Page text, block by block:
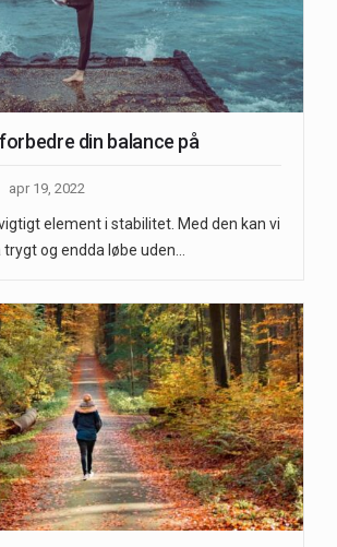
din balance på
apr 19, 2022
element i stabilitet. Med den kan vi
og endda løbe uden…